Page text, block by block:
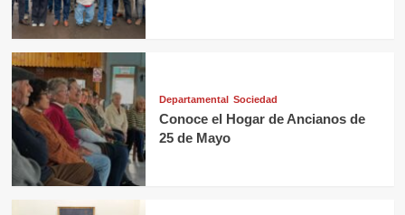
Departamental Sociedad
Conoce el Hogar de Ancianos de
25 de Mayo